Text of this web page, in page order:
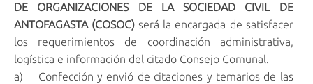
DE ORGANIZACIONES DE LA SOCIEDAD CIVIL DE
ANTOFAGASTA (COSOC) será la encargada de satisfacer
los requerimientos de coordinación administrativa,
logística e información del citado Consejo Comunal.
a) Confección y envió de citaciones y temarios de las